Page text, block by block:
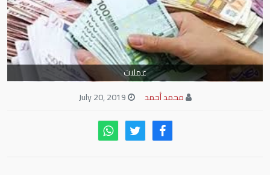
عملات
محمد أحمد